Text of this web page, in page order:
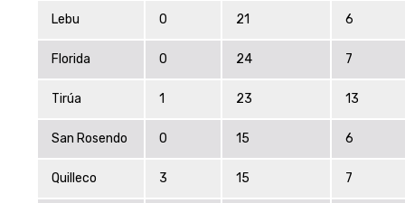
Lebu 0 21 6
Florida 0 24 7
Tirúa 1 23 13
San Rosendo 0 15 6
Quilleco 3 15 7